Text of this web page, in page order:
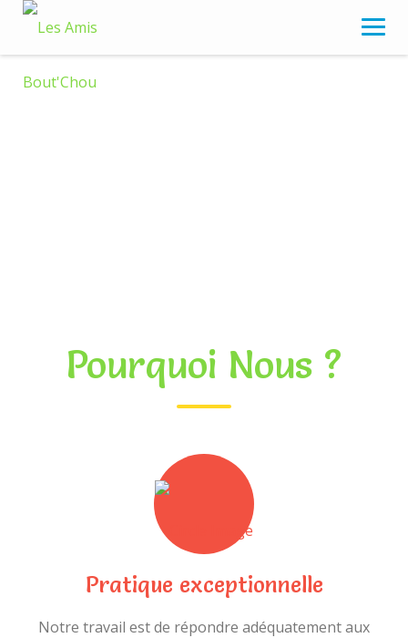
Skip
content
Pourquoi Nous ?
Pratique exceptionnelle
Notre travail est de répondre adéquatement aux